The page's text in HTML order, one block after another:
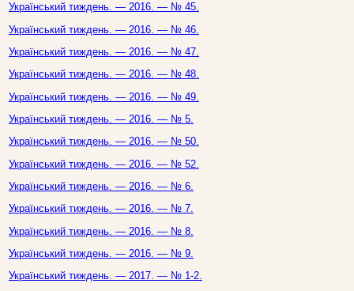
Український тиждень. — 2016. — № 45.
Український тиждень. — 2016. — № 46.
Український тиждень. — 2016. — № 47.
Український тиждень. — 2016. — № 48.
Український тиждень. — 2016. — № 49.
Український тиждень. — 2016. — № 5.
Український тиждень. — 2016. — № 50.
Український тиждень. — 2016. — № 52.
Український тиждень. — 2016. — № 6.
Український тиждень. — 2016. — № 7.
Український тиждень. — 2016. — № 8.
Український тиждень. — 2016. — № 9.
Український тиждень. — 2017. — № 1-2.